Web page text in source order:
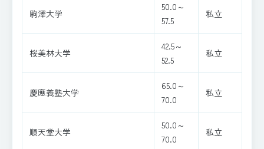
駒澤大学
50.0～
57.5
私立
桜美林大学
42.5～
52.5
私立
慶應義塾大学
65.0～
70.0
私立
順天堂大学
50.0～
70.0
私立